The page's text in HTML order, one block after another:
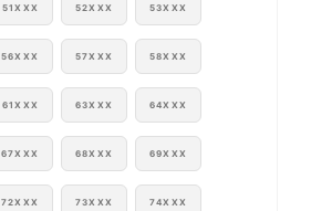
51XXX 52XXX 53XXX
56XXX 57XXX 58XXX
61XXX 63XXX 64XXX
67XXX 68XXX 69XXX
72XXX 73XXX 74XXX